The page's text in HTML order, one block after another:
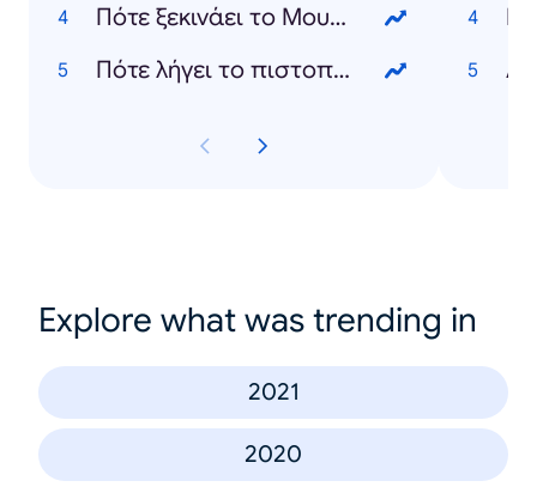
Πότε ξεκινάει το Μουντιάλ
Πότε λήγει το πιστοποιητικό εμβολιασμού
Explore what was trending in
2021
2020